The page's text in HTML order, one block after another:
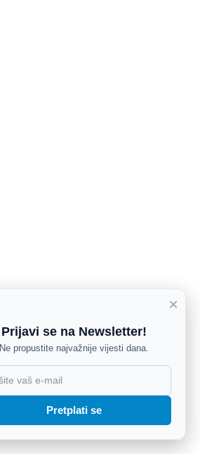
×
Prijavi se na Newsletter!
Ne propustite najvažnije vijesti dana.
Pretplati se